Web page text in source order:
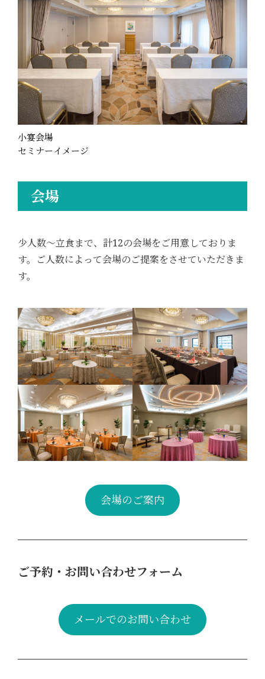
小宴会場
セミナーイメージ
会場
少人数～立食まで、計12の会場をご用意しておりま
す。ご人数によって会場のご提案をさせていただきま
す。
会場のご案内
ご予約・お問い合わせフォーム
メールでのお問い合わせ